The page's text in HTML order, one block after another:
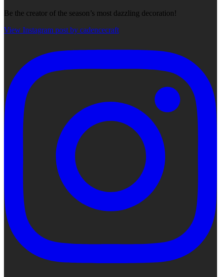
Be the creator of the season’s most dazzling decoration!
View Instagram post by cadencecraft